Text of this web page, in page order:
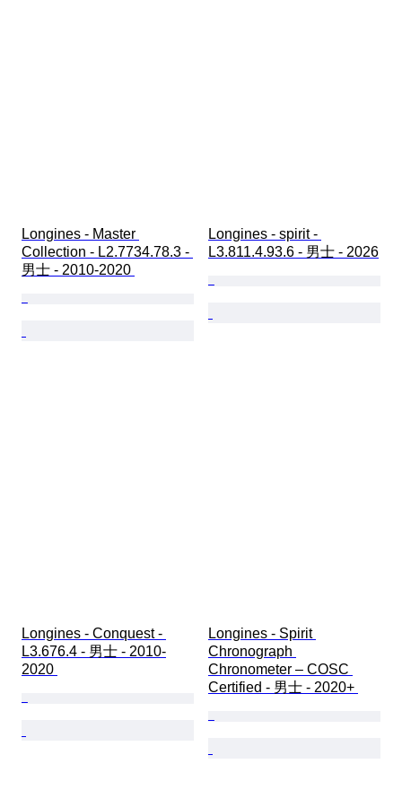
Longines - Master
Collection - L2.7734.78.3 -
男士 - 2010-2020
Longines - spirit -
L3.811.4.93.6 - 男士 - 2026
Longines - Conquest -
L3.676.4 - 男士 - 2010-
2020
Longines - Spirit
Chronograph
Chronometer – COSC
Certified - 男士 - 2020+